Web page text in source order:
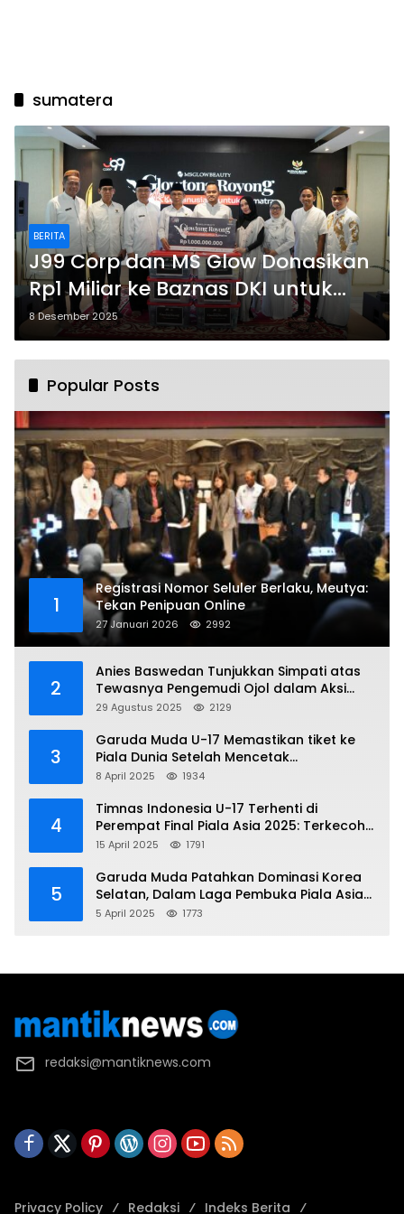
sumatera
BERITA
J99 Corp dan MS Glow Donasikan
Rp1 Miliar ke Baznas DKI untuk
Korban Banjir Sumatra
8 Desember 2025
Popular Posts
1
Registrasi Nomor Seluler Berlaku, Meutya:
Tekan Penipuan Online
27 Januari 2026 2992
2
Anies Baswedan Tunjukkan Simpati atas
Tewasnya Pengemudi Ojol dalam Aksi
Demo
29 Agustus 2025 2129
3
Garuda Muda U-17 Memastikan tiket ke
Piala Dunia Setelah Mencetak
Kemenangan Gemilang atas Yaman 4-1 di
8 April 2025 1934
4
Timnas Indonesia U-17 Terhenti di
Perempat Final Piala Asia 2025: Terkecoh
Korea Utara
15 April 2025 1791
5
Garuda Muda Patahkan Dominasi Korea
Selatan, Dalam Laga Pembuka Piala Asia
2025 U-17
5 April 2025 1773
redaksi@mantiknews.com
Privacy Policy Redaksi Indeks Berita